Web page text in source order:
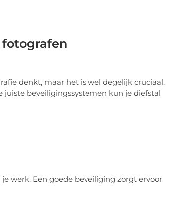
denkt, maar het is wel degelijk cruciaal.
beveiligingssystemen kun je diefstal
werk. Een goede beveiliging zorgt ervoor